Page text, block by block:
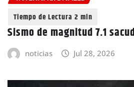
Sismo de magnitud 7.1
noticias Jul 28, 2026